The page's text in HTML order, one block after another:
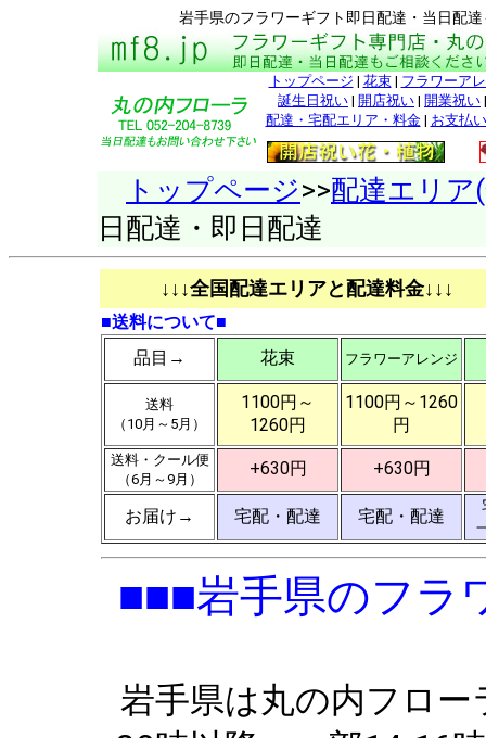
岩手県のフラワーギフト即日配達・当日配
トップページ | 花束| フラワーア
誕生日祝い | 開店祝い | 開業祝い
配達・宅配エリア・料金| お支払い
トップページ>>配達エリア
日配達・即日配達
↓↓↓全国配達エリアと配達料金↓↓↓
■送料について■
品目→
花束 フラワーアレンジ
送料
（10月～5月）
1100円～
1260円
1100円～1260
円
送料・クール便
（6月～9月）
+630円 +630円
お届け→ 宅配・配達 宅配・配達
■■■岩手県のフラ
岩手県は丸の内フロ